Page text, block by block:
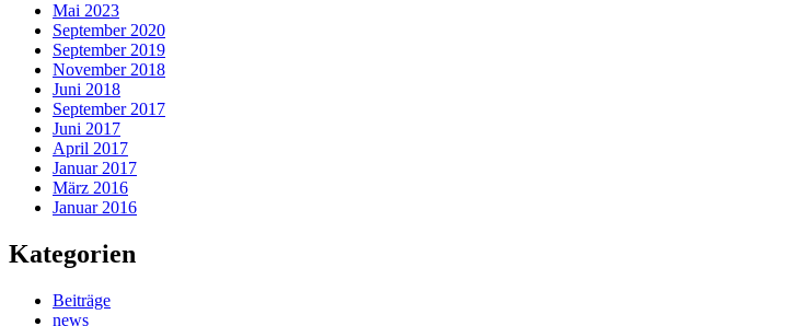
Mai 2023
September 2020
September 2019
November 2018
Juni 2018
September 2017
Juni 2017
April 2017
Januar 2017
März 2016
Januar 2016
Kategorien
Beiträge
news